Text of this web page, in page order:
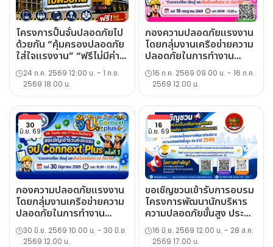
โครงการปั้นจั่นปลอดภัยไป
ด้วยกัน “คุ้มครองปลอดภัย
ใส่ใจแรงงาน” “ฟรีไม่มีค่า
ใช้จ่าย” จำนวน 4 รุ่น
24 ก.ค. 2569 12.00 น. - 1 ก.ย.
2569 18.00 น.
กองความปลอดภัยแรงงาน
โดยกลุ่มงานเครือข่ายความ
ปลอดภัยในการทำงาน
ประชาสัมพันธ์กิจกรรม จป.
Connext Plus ครั้งที่ 2
16 ก.ค. 2569 09.00 น. - 16 ก.ค.
2569 12.00 น.
30
มิ.ย. 69
กองความปลอดภัยแรงงาน
โดยกลุ่มงานเครือข่ายความ
ปลอดภัยในการทำงาน
ประชาสัมพันธ์กิจกรรม จป.
Connext Plus ครั้งที่ 1
30 มิ.ย. 2569 10.00 น. - 30 มิ.ย.
2569 12.00 น.
16
มิ.ย. 69
ขอเชิญชวนเข้ารับการอบรม
โครงการพัฒนานักบริหาร
ความปลอดภัยขั้นสูง ประจำ
ปี 2569
16 มิ.ย. 2569 12.00 น. - 28 ส.ค.
2569 17.00 น.